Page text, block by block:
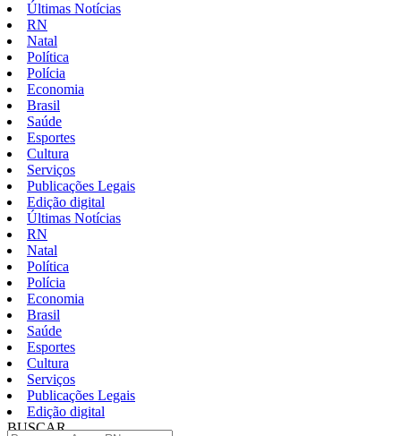
Últimas Notícias
RN
Natal
Política
Polícia
Economia
Brasil
Saúde
Esportes
Cultura
Serviços
Publicações Legais
Edição digital
Últimas Notícias
RN
Natal
Política
Polícia
Economia
Brasil
Saúde
Esportes
Cultura
Serviços
Publicações Legais
Edição digital
BUSCAR